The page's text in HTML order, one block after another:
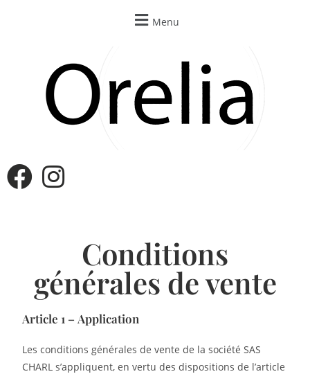
Menu
Conditions
générales de vente
Article 1 – Application
Les conditions générales de vente de la société SAS
CHARL s’appliquent, en vertu des dispositions de l’article